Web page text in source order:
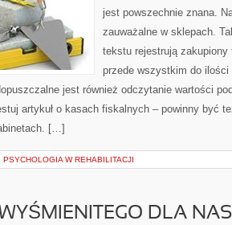
jest powszechnie znana.
zauważalne w sklepach.
tekstu rejestrują zakupiony
przede wszystkim do
jest również odczytanie wartości
artykuł o kasach fiskalnych – powinny być
[…]
PSYCHOLOGIA W REHABILITACJI
DLA NAS